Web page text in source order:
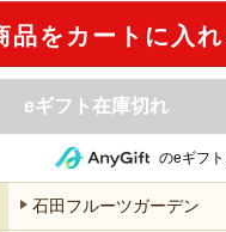
品をカートに入れ
eギフト在庫切れ
のeギフト
石田フルーツガーデン